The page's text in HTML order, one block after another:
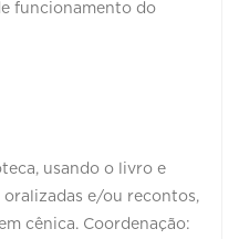
funcionamento do
usando o livro e
e/ou recontos,
cênica. Coordenação: